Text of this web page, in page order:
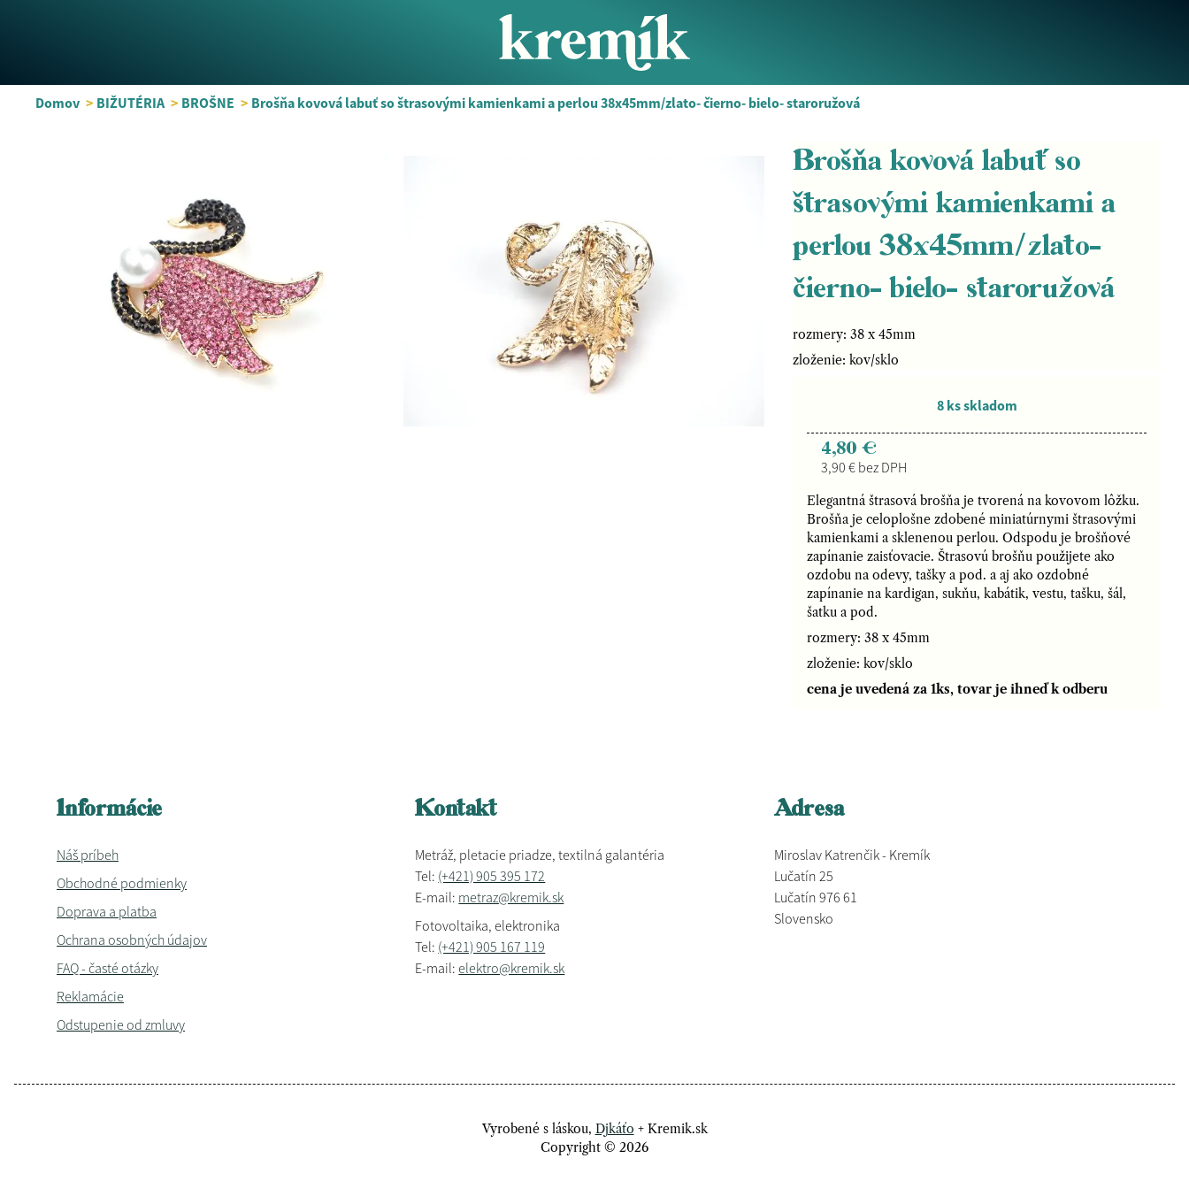
Domov > BIŽUTÉRIA > BROŠNE > Brošňa kovová labuť so štrasovými kamienkami a perlou 38x45mm/zlato- čierno- bielo- staroružová
Brošňa kovová labuť so
štrasovými kamienkami a
perlou 38x45mm/zlato-
čierno- bielo- staroružová
rozmery: 38 x 45mm
zloženie: kov/sklo
8 ks skladom
4,80 €
3,90 € bez DPH
Elegantná štrasová brošňa je tvorená na kovovom lôžku.
Brošňa je celoplošne zdobené miniatúrnymi štrasovými
kamienkami a sklenenou perlou. Odspodu je brošňové
zapínanie zaisťovacie. Štrasovú brošňu použijete ako
ozdobu na odevy, tašky a pod. a aj ako ozdobné
zapínanie na kardigan, sukňu, kabátik, vestu, tašku, šál,
šatku a pod.
rozmery: 38 x 45mm
zloženie: kov/sklo
cena je uvedená za 1ks, tovar je ihneď k odberu
Informácie
Náš príbeh
Obchodné podmienky
Doprava a platba
Ochrana osobných údajov
FAQ - časté otázky
Reklamácie
Odstupenie od zmluvy
Kontakt
Metráž, pletacie priadze, textilná galantéria
Tel: (+421) 905 395 172
E-mail: metraz@kremik.sk
Fotovoltaika, elektronika
Tel: (+421) 905 167 119
E-mail:elektro@kremik.sk
Adresa
Miroslav Katrenčik - Kremík
Lučatín 25
Lučatín 976 61
Slovensko
Vyrobené s láskou, Djkáťo + Kremik.sk
Copyright © 2026